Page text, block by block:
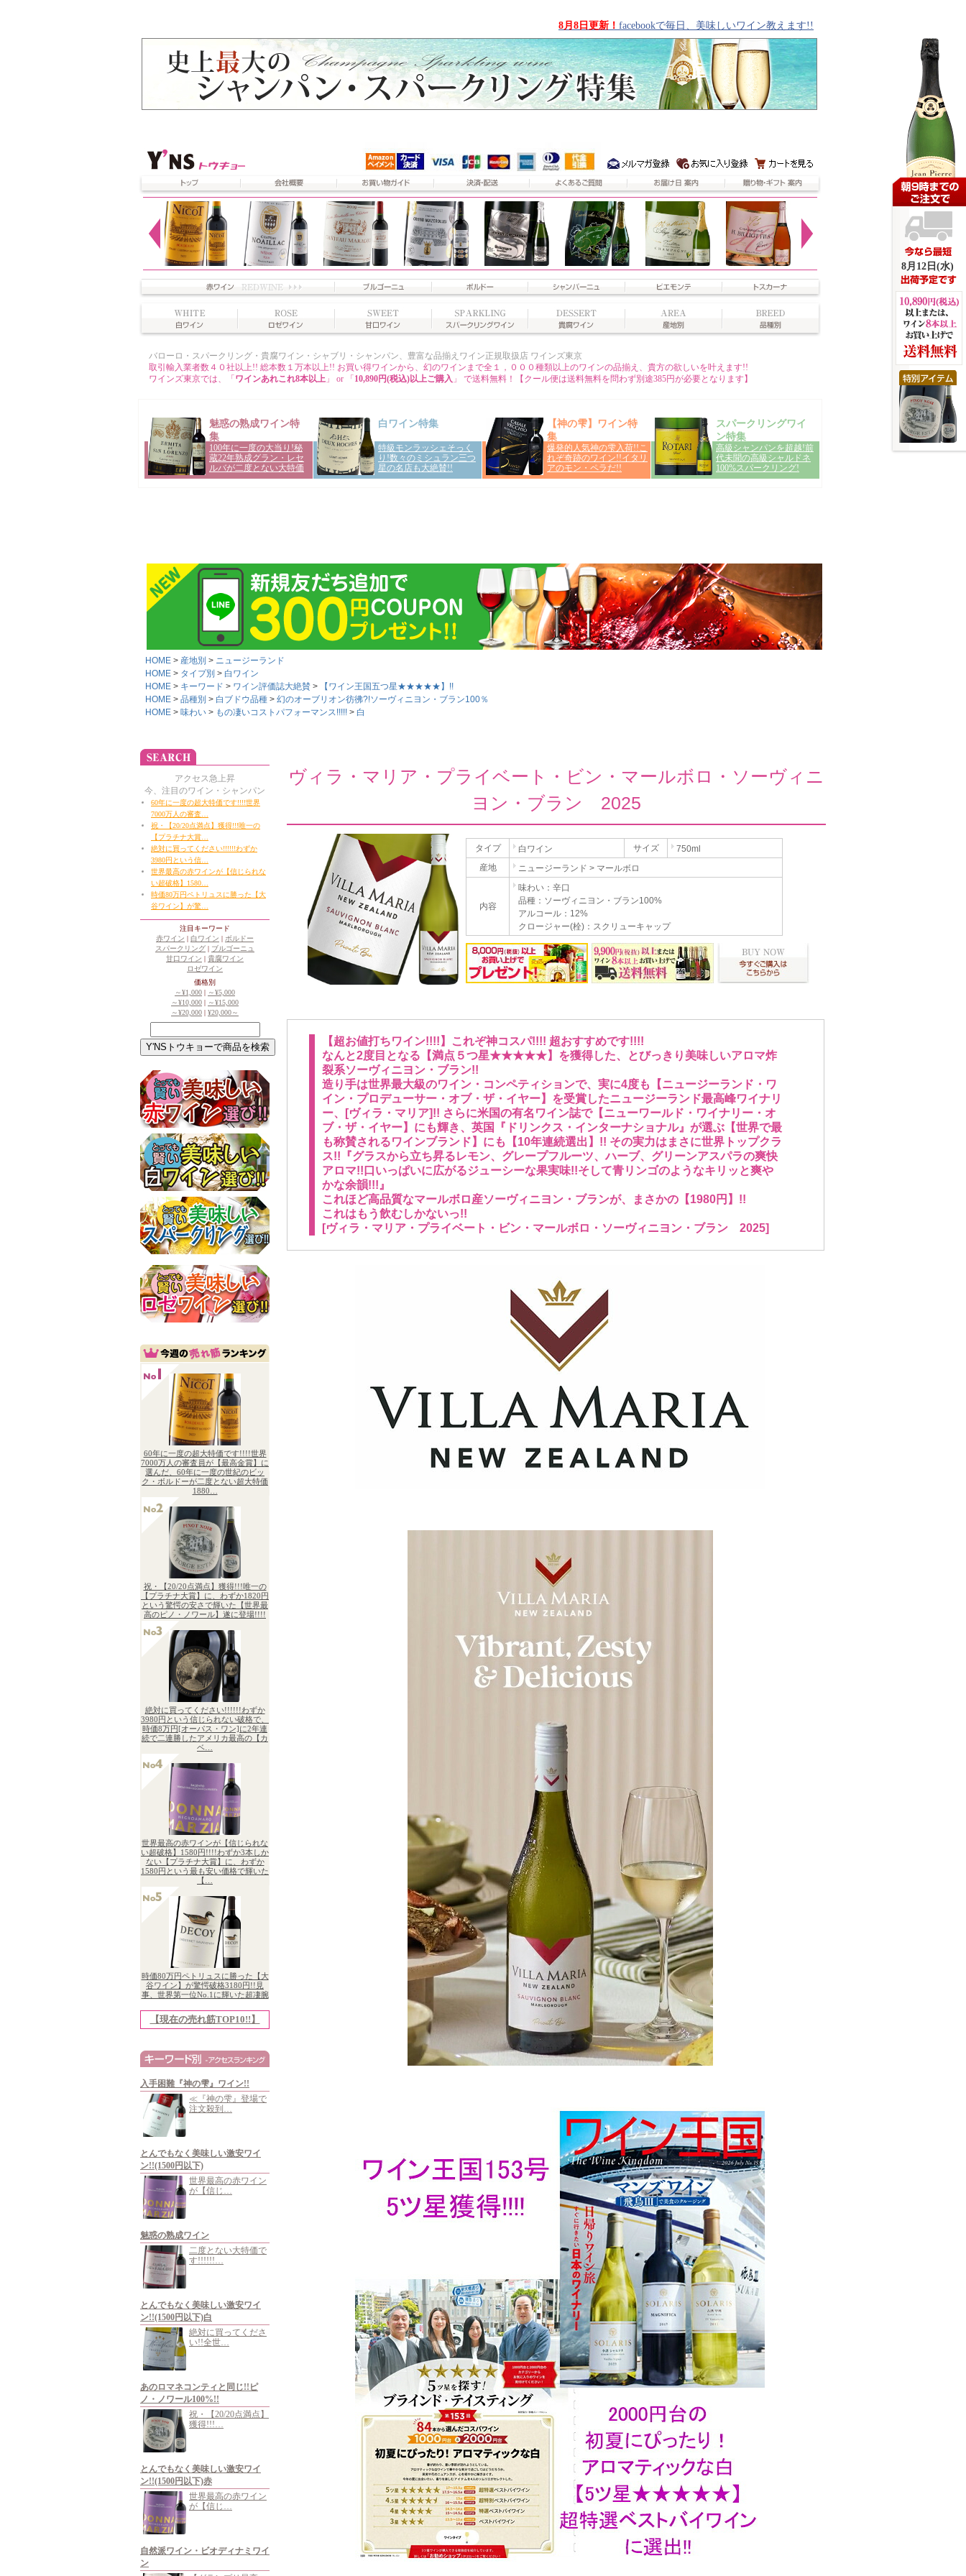
HOME 産地別
ニュージーランド
HOME
タイプ別
白ワイン
HOME
キーワード ワイン評価誌大絶賛
【ワイン王国五つ星★★★★★】!!
HOME
品種別 白ブドウ品種
幻のオーブリオン彷彿?!ソーヴィニヨン・ブラン100％
HOME
味わい もの凄いコストパフォーマンス!!!!! 白
ヴィラ・マリア・プライベート・ビン・マールボロ・ソーヴィニ
ヨン・ブラン 2025
タイプ 白ワイン サイズ
750ml
産地
ニュージーランド > マールボロ
内容
味わい：辛口
品種：ソーヴィニヨン・ブラン100%
アルコール：12%
クロージャー(栓)：スクリューキャップ
【超お値打ちワイン!!!!】これぞ神コスパ!!!! 超おすすめです!!!!
なんと2度目となる【満点５つ星★★★★★】を獲得した、とびっきり美味しいアロマ炸
裂系ソーヴィニヨン・ブラン!!
造り手は世界最大級のワイン・コンペティションで、実に4度も【ニュージーランド・ワ
イン・プロデューサー・オブ・ザ・イヤー】を受賞したニュージーランド最高峰ワイナリ
ー、[ヴィラ・マリア]!! さらに米国の有名ワイン誌で【ニューワールド・ワイナリー・オ
ブ・ザ・イヤー】にも輝き、英国『ドリンクス・インターナショナル』が選ぶ【世界で最
も称賛されるワインブランド】にも【10年連続選出】!! その実力はまさに世界トップクラ
ス!!『グラスから立ち昇るレモン、グレープフルーツ、ハーブ、グリーンアスパラの爽快
アロマ!!口いっぱいに広がるジューシーな果実味!!そして青リンゴのようなキリッと爽や
かな余韻!!!』
これほど高品質なマールボロ産ソーヴィニヨン・ブランが、まさかの【1980円】!!
これはもう飲むしかないっ!!
[ヴィラ・マリア・プライベート・ビン・マールボロ・ソーヴィニヨン・ブラン 2025]